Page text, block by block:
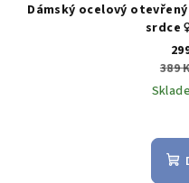
Dámský ocelový
srdce
389